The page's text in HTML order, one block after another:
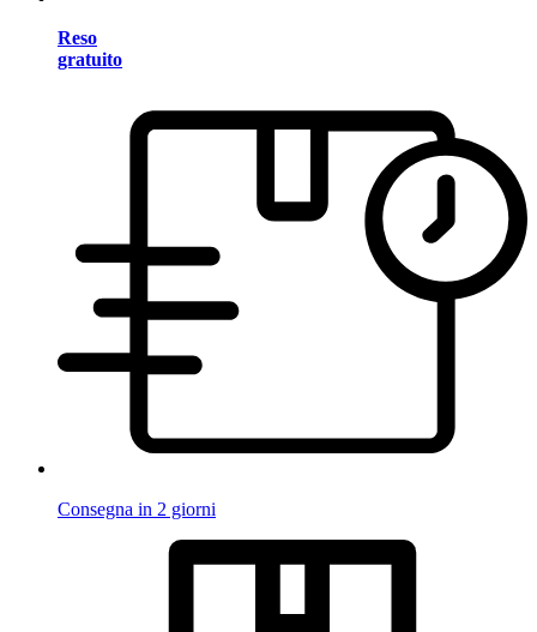
Reso
gratuito
Consegna in 2 giorni